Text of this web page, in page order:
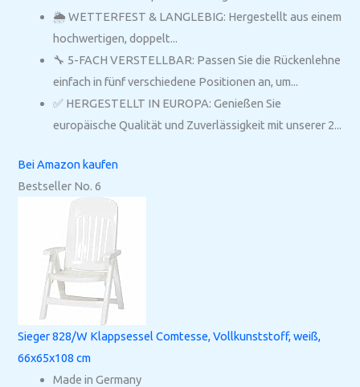
🌦️ WETTERFEST & LANGLEBIG: Hergestellt aus einem
hochwertigen, doppelt...
🔧 5-FACH VERSTELLBAR: Passen Sie die Rückenlehne
einfach in fünf verschiedene Positionen an, um...
✅ HERGESTELLT IN EUROPA: Genießen Sie
europäische Qualität und Zuverlässigkeit mit unserer 2...
Bei Amazon kaufen
Bestseller No. 6
Sieger 828/W Klappsessel Comtesse, Vollkunststoff, weiß,
66x65x108 cm
Made in Germany